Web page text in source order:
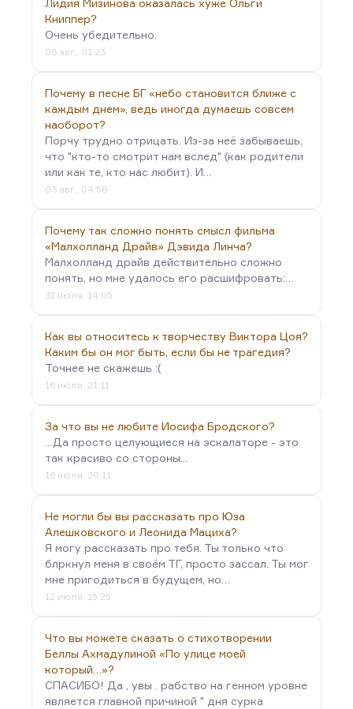
Горького «Карамора» — о том самом
провокаторе. Он написан как бы от лица этого
Петра Каразина, который умнее всех: и умнее
охранки, с которой он работает, и
революционеров, которых он предает. И он все
время пытается нащупать ту грань, за которой…
Лидия Мизинова оказалась хуже Ольги
Книппер?
Очень убедительно.
06 авг., 01:23
Почему в песне БГ «небо становится ближе с
каждым днем», ведь иногда думаешь совсем
наоборот?
Порчу трудно отрицать. Из-за неё забываешь,
что "кто-то смотрит нам вслед" (как родители
или как те, кто нас любит). И…
03 авг., 04:58
Почему так сложно понять смысл фильма
«Малхолланд Драйв» Дэвида Линча?
Малхолланд драйв действительно сложно
понять, но мне удалось его расшифровать:…
31 июля, 14:05
Как вы относитесь к творчеству Виктора Цоя?
Каким бы он мог быть, если бы не трагедия?
Точнее не скажешь :(
16 июля, 21:11
За что вы не любите Иосифа Бродского?
...Да просто целующиеся на эскалаторе - это
так красиво со стороны...
16 июля, 20:11
Не могли бы вы рассказать про Юза
Алешковского и Леонида Мациха?
Я могу рассказать про тебя. Ты только что
блркнул меня в своём ТГ, просто зассал. Ты мог
мне пригодиться в будущем, но…
12 июля, 15:25
Что вы можете сказать о стихотворении
Беллы Ахмадулиной «По улице моей
который…»?
СПАСИБО! Да , увы . рабство на генном уровне
является главной причиной " дня сурка